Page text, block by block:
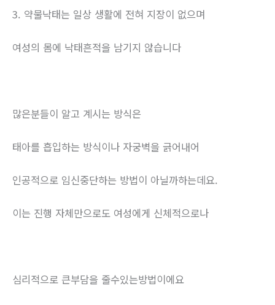
3. 약물낙태는 일상 생활에 전혀 지장이 없으며
여성의 몸에 낙태흔적을 남기지 않습니다
많은분들이 알고 계시는 방식은
태아를 흡입하는 방식이나 자궁벽을 긁어내어
인공적으로 임신중단하는 방법이 아닐까하는데요.
이는 진행 자체만으로도 여성에게 신체적으로나
심리적으로 큰부담을 줄수있는방법이에요